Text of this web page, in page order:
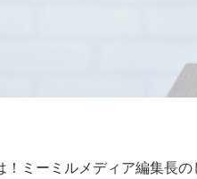
！ミーミルメディア編集長